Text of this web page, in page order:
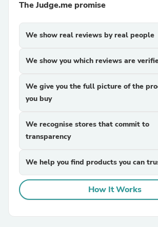
The Judge.me promise
We show real reviews by real people
We show you which reviews are
We give you the full picture of the
you buy
We recognise stores that commit to
transparency
We help you find products you can
How It Works